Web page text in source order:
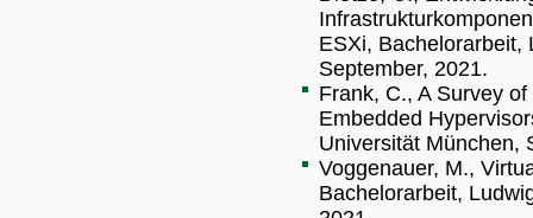
ESXi, Bachelorarbeit,
September, 2021.
Frank, C., A Survey
Embedded
Universität München,
Voggenauer, M.,
Bachelorarbeit,